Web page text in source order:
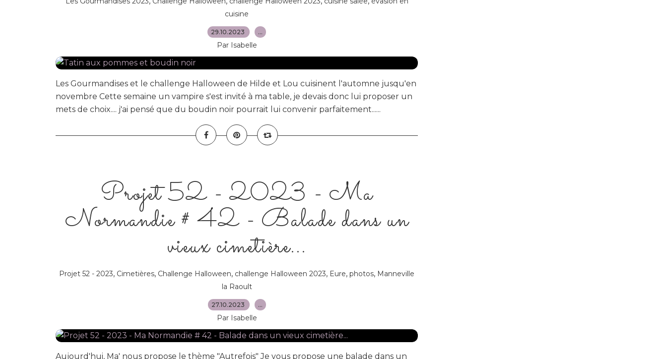
cuisine
29.10.2023 …
Par Isabelle
Les Gourmandises et le challenge Halloween de Hilde et Lou cuisinent l'automne jusqu'en
novembre Cette semaine un vampire s'est invité à ma table, je devais donc lui proposer un
mets de choix.... j'ai pensé que du boudin noir pourrait lui convenir parfaitement......
Projet 52 - 2023 - Ma
Normandie # 42 - Balade dans un
vieux cimetière...
Projet 52 - 2023, Cimetières, Challenge Halloween, challenge Halloween 2023, Eure, photos, Manneville
la Raoult
27.10.2023 …
Par Isabelle
Aujourd'hui, Ma' nous propose le thème "Autrefois" Je vous propose une balade dans un